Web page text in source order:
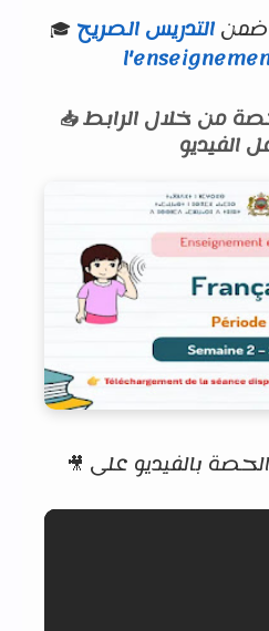
ضمنالتدريس الصريح -
📥 يمكنكم تحميل الحصة من خلال الرابط